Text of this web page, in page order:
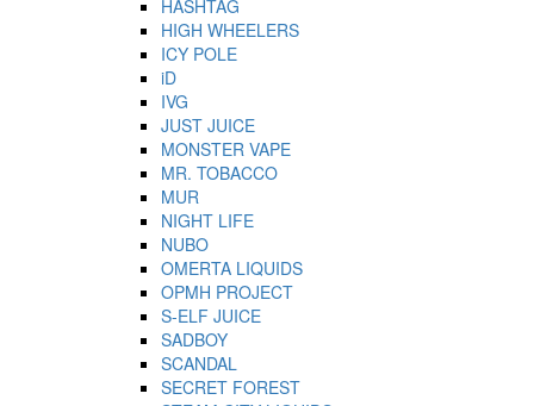
HASHTAG
HIGH WHEELERS
ICY POLE
iD
IVG
JUST JUICE
MONSTER VAPE
MR. TOBACCO
MUR
NIGHT LIFE
NUBO
OMERTA LIQUIDS
OPMH PROJECT
S-ELF JUICE
SADBOY
SCANDAL
SECRET FOREST